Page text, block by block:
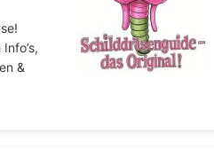
&